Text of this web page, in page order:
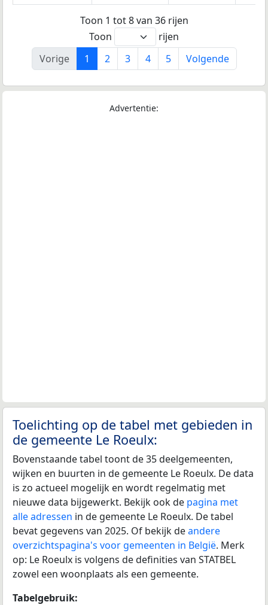
Toon 1 tot 8 van 36 rijen
Toon
rijen
Vorige
1 2 3 4 5 Volgende
Advertentie:
Toelichting op de tabel met gebieden in
de gemeente Le Roeulx:
Bovenstaande tabel toont de 35 deelgemeenten,
wijken en buurten in de gemeente Le Roeulx. De data
is zo actueel mogelijk en wordt regelmatig met
nieuwe data bijgewerkt. Bekijk ook de pagina met
alle adressen in de gemeente Le Roeulx. De tabel
bevat gegevens van 2025. Of bekijk deandere
overzichtspagina's voor gemeenten in België. Merk
op: Le Roeulx is volgens de definities van STATBEL
zowel een woonplaats als een gemeente.
Tabelgebruik: